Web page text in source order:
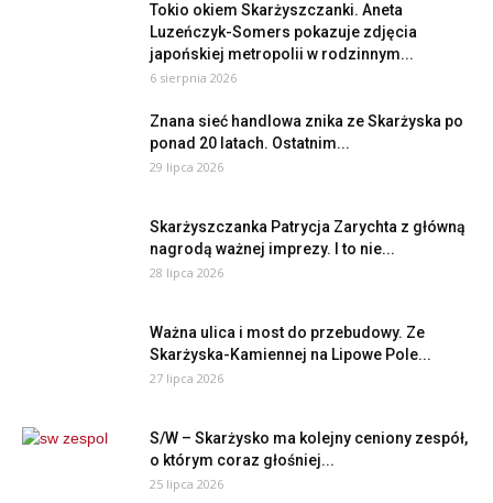
Tokio okiem Skarżyszczanki. Aneta
Luzeńczyk-Somers pokazuje zdjęcia
japońskiej metropolii w rodzinnym...
6 sierpnia 2026
Znana sieć handlowa znika ze Skarżyska po
ponad 20 latach. Ostatnim...
29 lipca 2026
Skarżyszczanka Patrycja Zarychta z główną
nagrodą ważnej imprezy. I to nie...
28 lipca 2026
Ważna ulica i most do przebudowy. Ze
Skarżyska-Kamiennej na Lipowe Pole...
27 lipca 2026
S/W – Skarżysko ma kolejny ceniony zespół,
o którym coraz głośniej...
25 lipca 2026